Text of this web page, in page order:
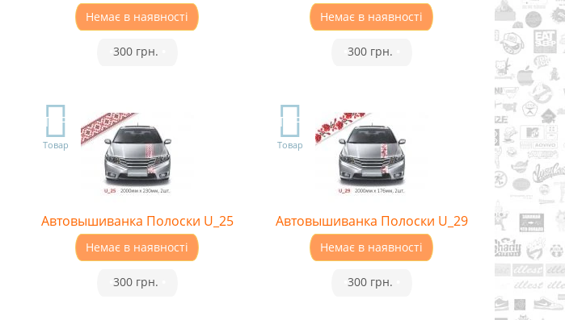
Немає в наявності
300 грн.
Немає в наявності
300 грн.
TOP
Товар
Автовышиванка Полоски U_25
Немає в наявності
300 грн.
TOP
Товар
Автовышиванка Полоски U_29
Немає в наявності
300 грн.